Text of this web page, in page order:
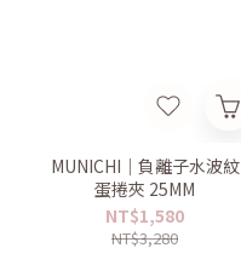
MUNICHI｜負離子水波紋
蛋捲夾 25MM
NT$1,580
NT$3,280